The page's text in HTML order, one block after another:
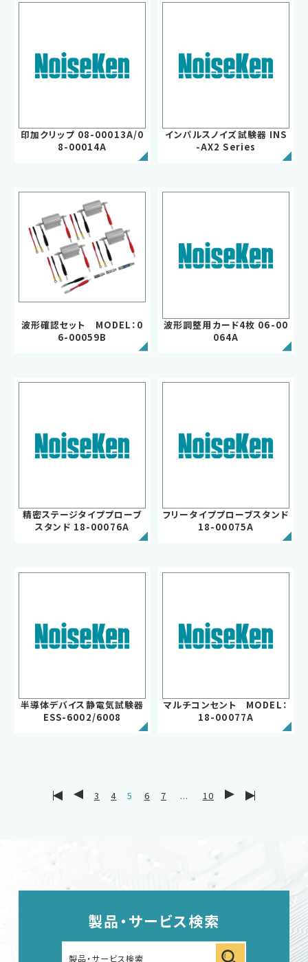
RF関連製品・試験システム
お問い合わせ
HOME
ニュース 会社概要
印加クリップ 08-00013A/0
8-00014A
インパルスノイズ試験器 INS
-AX2 Series
波形確認セット MODEL：0
6-00059B
波形調整用カード4枚 06-00
064A
精密ステージタイププローブ
スタンド 18-00076A
フリータイププローブスタンド
18-00075A
半導体デバイス静電気試験器
ESS-6002/6008
マルチコンセント MODEL：
18-00077A
3 4 5 6 7 ... 10
製品・サービス検索